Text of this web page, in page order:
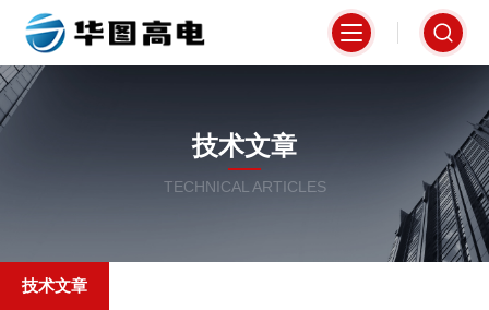
技术文章
TECHNICAL ARTICLES
技术文章